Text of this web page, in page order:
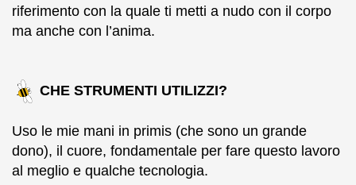
riferimento con la quale ti metti a nudo con il corpo
ma anche con l’anima.
CHE STRUMENTI UTILIZZI?
Uso le mie mani in primis (che sono un grande
dono), il cuore, fondamentale per fare questo lavoro
al meglio e qualche tecnologia.